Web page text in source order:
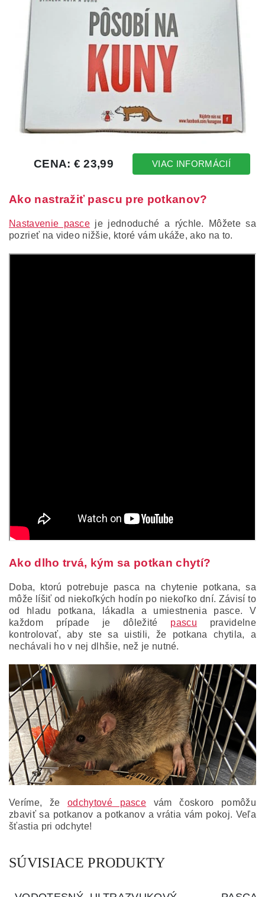
Ako nastražiť pascu pre potkanov?
Nastavenie pasce je jednoduché a rýchle. Môžete sa
pozrieť na video nižšie, ktoré vám ukáže, ako na to.
Ako dlho trvá, kým sa potkan chytí?
Doba, ktorú potrebuje pasca na chytenie potkana, sa
môže líšiť od niekoľkých hodín po niekoľko dní. Závisí to
od hladu potkana, lákadla a umiestnenia pasce. V
každom prípade je dôležité pascu pravidelne
kontrolovať, aby ste sa uistili, že potkana chytila, a
nechávali ho v nej dlhšie, než je nutné.
Veríme, žeodchytové pasce vám čoskoro pomôžu
zbaviť sa potkanov a potkanov a vrátia vám pokoj. Veľa
šťastia pri odchyte!
SÚVISIACE PRODUKTY